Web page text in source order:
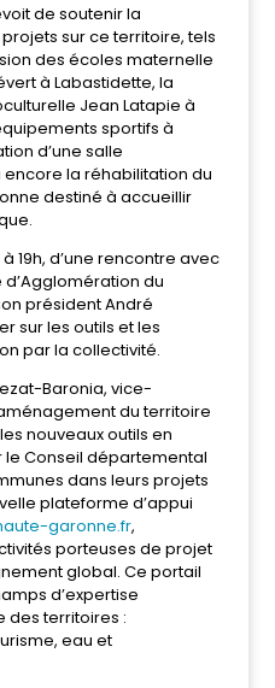
de soutenir la
sur ce territoire, tels
des écoles maternelle
à Labastidette, la
Jean Latapie à
sportifs à
d’une salle
la réhabilitation du
destiné à accueillir
19h, d’une rencontre avec
du
président André
sur les outils et les
par la collectivité.
Baronia, vice-
du territoire
nouveaux outils en
Conseil départemental
dans leurs projets
plateforme d’appui
garonne.fr,
porteuses de projet
global. Ce portail
d’expertise
des territoires :
eau et